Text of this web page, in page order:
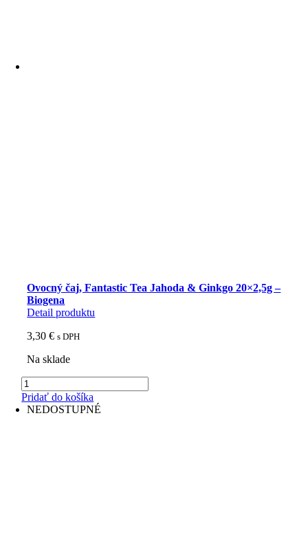
Ovocný čaj, Fantastic Tea Jahoda & Ginkgo 20×2,5g –
Biogena
Detail produktu
3,30€ s DPH
Na sklade
množstvo
Ovocný
čaj,
Pridať do košíka
NEDOSTUPNÉ